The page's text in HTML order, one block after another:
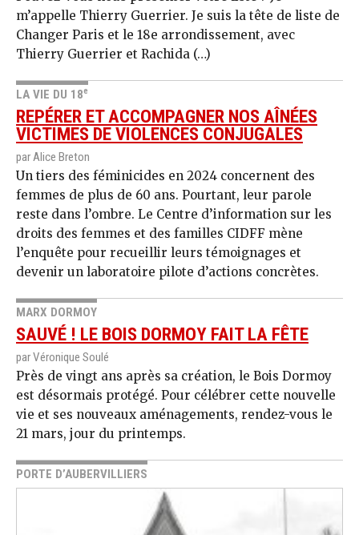
m’appelle Thierry Guerrier. Je suis la tête de liste de
Changer Paris et le 18e arrondissement, avec
Thierry Guerrier et Rachida (…)
LA VIE DU 18e
REPÉRER ET ACCOMPAGNER NOS AÎNÉES
VICTIMES DE VIOLENCES CONJUGALES
par Alice Breton
Un tiers des féminicides en 2024 concernent des
femmes de plus de 60 ans. Pourtant, leur parole
reste dans l’ombre. Le Centre d’information sur les
droits des femmes et des familles CIDFF mène
l’enquête pour recueillir leurs témoignages et
devenir un laboratoire pilote d’actions concrètes.
MARX DORMOY
SAUVÉ ! LE BOIS DORMOY FAIT LA FÊTE
par Véronique Soulé
Près de vingt ans après sa création, le Bois Dormoy
est désormais protégé. Pour célébrer cette nouvelle
vie et ses nouveaux aménagements, rendez-vous le
21 mars, jour du printemps.
PORTE D’AUBERVILLIERS